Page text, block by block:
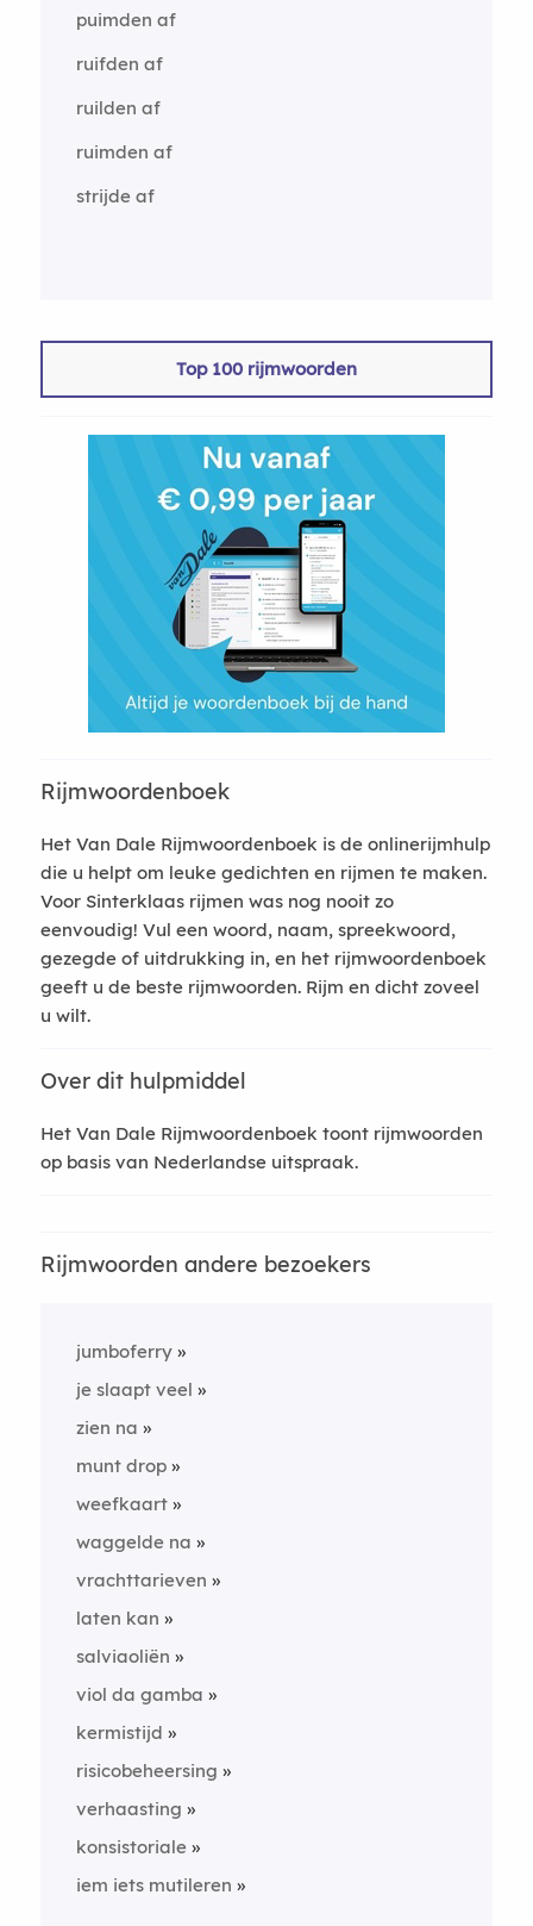
puimden af
ruifden af
ruilden af
ruimden af
strijde af
Top 100 rijmwoorden
Rijmwoordenboek
Het Van Dale Rijmwoordenboek is de onlinerijmhulp
die u helpt om leuke gedichten en rijmen te maken.
Voor Sinterklaas rijmen was nog nooit zo
eenvoudig! Vul een woord, naam, spreekwoord,
gezegde of uitdrukking in, en het rijmwoordenboek
geeft u de beste rijmwoorden. Rijm en dicht zoveel
u wilt.
Over dit hulpmiddel
Het Van Dale Rijmwoordenboek toont rijmwoorden
op basis van Nederlandse uitspraak.
Rijmwoorden andere bezoekers
jumboferry
je slaapt veel
zien na
munt drop
weefkaart
waggelde na
vrachttarieven
laten kan
salviaoliën
viol da gamba
kermistijd
risicobeheersing
verhaasting
konsistoriale
iem iets mutileren